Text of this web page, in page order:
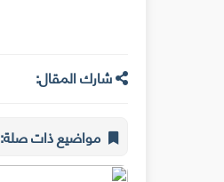
شارك المقال:
مواضيع ذات صلة: